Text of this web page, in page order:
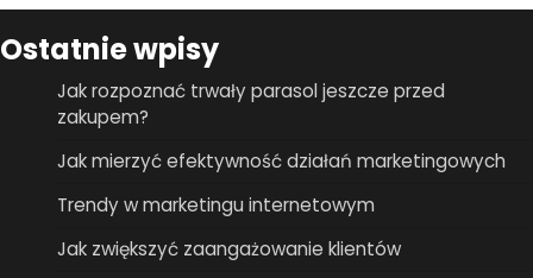
Ostatnie wpisy
Jak rozpoznać trwały parasol jeszcze przed
zakupem?
Jak mierzyć efektywność działań marketingowych
Trendy w marketingu internetowym
Jak zwiększyć zaangażowanie klientów